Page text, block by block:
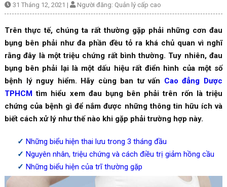
31 Tháng 12, 2021 | Người đăng: Quản lý cấp cao
Trên thực tế, chúng ta rất thường gặp phải những cơn đau
bụng bên phải như đa phần đều tỏ ra khá chủ quan vì nghĩ
rằng đây là một triệu chứng rất bình thường. Tuy nhiên, đau
bụng bên phải lại là một dấu hiệu rất điển hình của một số
bệnh lý nguy hiểm. Hãy cùng ban tư vấn Cao đẳng Dược
TPHCMtìm hiểu xem đau bụng bên phải trên rốn là triệu
chứng của bệnh gì để nắm được những thông tin hữu ích và
biết cách xử lý như thế nào khi gặp phải trường hợp này.
Những biểu hiện thai lưu trong 3 tháng đầu
Nguyên nhân, triệu chứng và cách điều trị giảm hồng cầu
Những biểu hiện của trĩ thường gặp